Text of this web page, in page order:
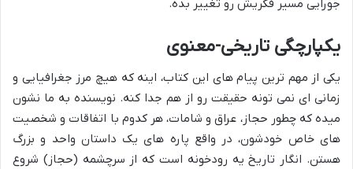
جورایی مسیر فکریش رو تغییر بده.
یکپارچگی تاریخی-معنوی
یکی از مهم ترین پیام های این کتاب، اینه که هیچ مرز جغرافیایی و
زمانی ای نمی تونه حقیقت رو از هم جدا کنه. نویسنده به ما نشون
میده که چطور حجاز، عراق و شامات، هر کدوم با اتفاقات و شخصیت
های خاص خودشون، در واقع پاره های یک داستان واحد و بزرگ
هستن. انگار تاریخ یه رودخونه است که از سرچشمه (حجاز) شروع